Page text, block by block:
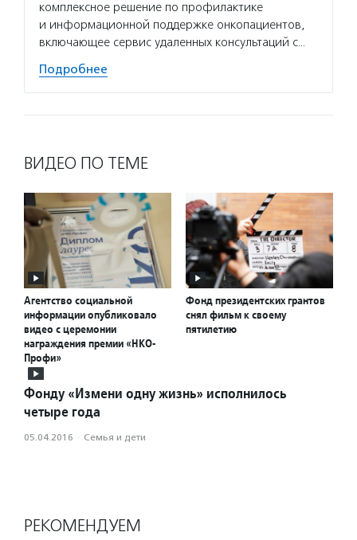
комплексное решение по профилактике
и информационной поддержке онкопациентов,
включающее сервис удаленных консультаций с…
Подробнее
ВИДЕО ПО ТЕМЕ
Агентство социальной
информации опубликовало
видео с церемонии
награждения премии «НКО-
Профи»
Фонд президентских грантов
снял фильм к своему
пятилетию
Фонду «Измени одну жизнь» исполнилось
четыре года
05.04.2016 · Семья и дети
РЕКОМЕНДУЕМ